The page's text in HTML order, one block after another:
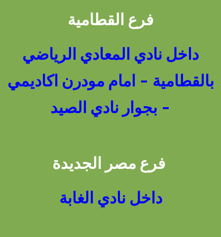
فرع القطامية
داخل نادي المعادي الرياضي
بالقطامية - امام مودرن اكاديمي
- بجوار نادي الصيد
فرع مصر الجديدة
داخل نادي الغابة